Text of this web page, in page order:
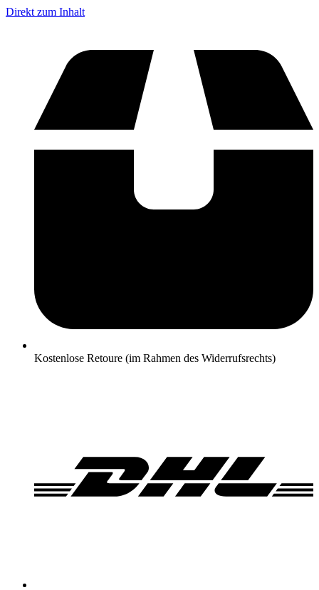
Direkt zum Inhalt
Kostenlose Retoure (im Rahmen des Widerrufsrechts)